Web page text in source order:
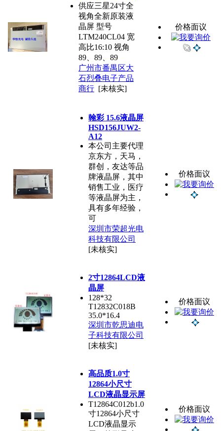
供应三星24寸全
视角全新原装液
晶屏 型号
LTM240CL04 宽
高比16:10 视角
89、89、89
广州市番禺区大
石烈叠电子产品
商行 [未核实]
价格面议
翰彩 15.6液晶屏
HSD156JUW2-
A12
本公司主要代理
京东方，天马，
群创，友达等品
牌液晶屏，其中
销售工业，医疗
等液晶屏为主，
具有多年经验，
可
深圳市荣超光电
科技有限公司
[未核实]
价格面议
2寸12864LCD液
晶屏
128*32
T12832C018B
35.0*16.4
深圳市乾思迪电
子科技有限公司
[未核实]
价格面议
高品质1.0寸
12864小尺寸
LCD液晶显示屏
T12864C012b1.0
寸12864小尺寸
LCD液晶显示
价格面议